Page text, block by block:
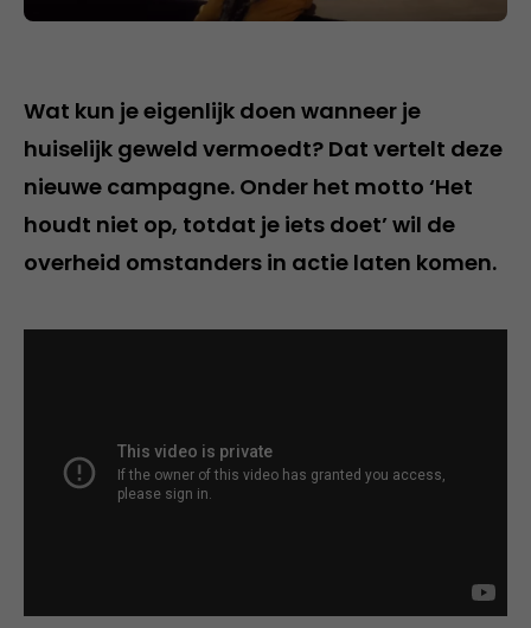
Wat kun je eigenlijk doen wanneer je
huiselijk geweld vermoedt? Dat vertelt deze
nieuwe campagne. Onder het motto ‘Het
houdt niet op, totdat je iets doet’ wil de
overheid omstanders in actie laten komen.